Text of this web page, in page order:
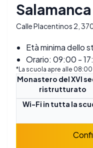
Salamanca
Calle Placentinos 2,
Età minima dello
Orario: 09:00 -
*La scuola apre alle 08:00
Monastero del XVI
ristrutturato
Wi-Fi in tutta la